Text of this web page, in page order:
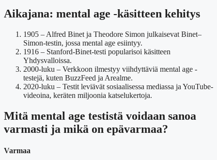
Aikajana: mental age -käsitteen kehitys
1905 – Alfred Binet ja Theodore Simon julkaisevat Binet–
Simon-testin, jossa mental age esiintyy.
1916 – Stanford-Binet-testi popularisoi käsitteen
Yhdysvalloissa.
2000-luku – Verkkoon ilmestyy viihdyttäviä mental age -
testejä, kuten BuzzFeed ja Arealme.
2020-luku – Testit leviävät sosiaalisessa mediassa ja YouTube-
videoina, keräten miljoonia katselukertoja.
Mitä mental age testistä voidaan sanoa
varmasti ja mikä on epävarmaa?
Varmaa